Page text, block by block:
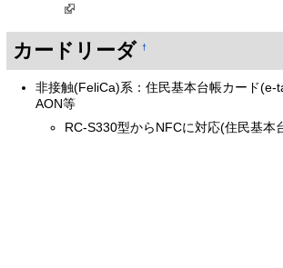
カードリーダ †
非接触(FeliCa)系：住民基本台帳カード(e-
AON等
RC-S330型からNFCに対応(住民基本